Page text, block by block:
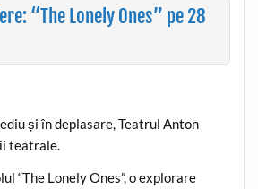
“The Lonely Ones” pe 28
și în deplasare, Teatrul Anton
teatrale.
“The Lonely Ones”, o explorare